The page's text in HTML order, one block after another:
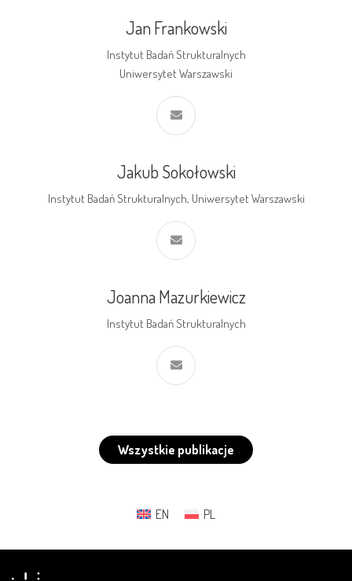
Jan Frankowski
Instytut Badań Strukturalnych
Uniwersytet Warszawski
Jakub Sokołowski
Instytut Badań Strukturalnych, Uniwersytet Warszawski
Joanna Mazurkiewicz
Instytut Badań Strukturalnych
Wszystkie publikacje
EN PL